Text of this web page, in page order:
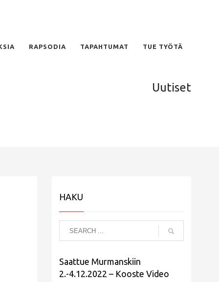
RAPSODIA TAPAHTUMAT TUE TYÖTÄ
Uutiset
HAKU
Saattue Murmanskiin
2.-4.12.2022 – Kooste Video